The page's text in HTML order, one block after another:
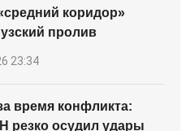
коридор»
пролив
23:34
время конфликта:
резко осудил удары